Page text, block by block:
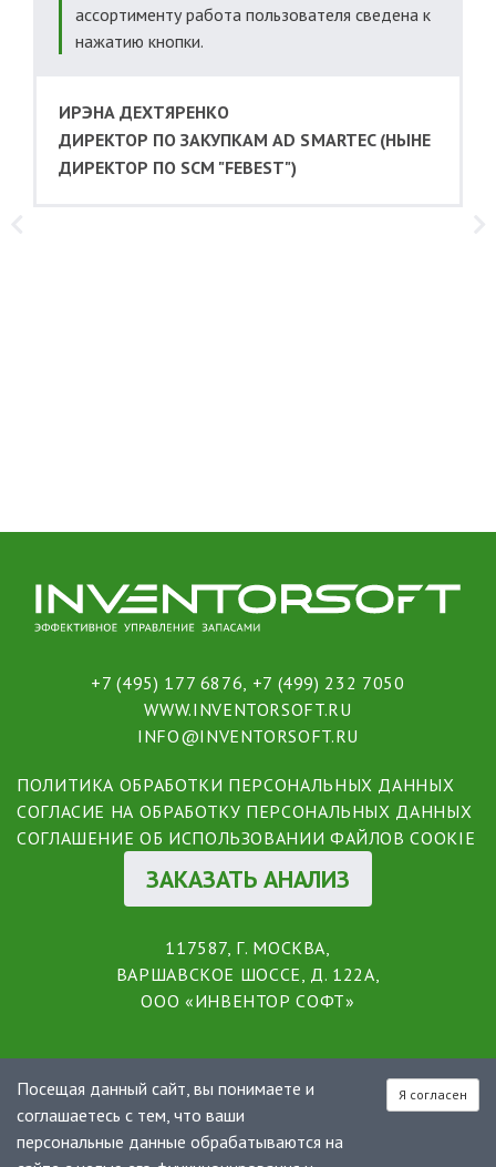
ассортименту работа пользователя сведена к
нажатию кнопки.
ИРЭНА ДЕХТЯРЕНКО
ДИРЕКТОР ПО ЗАКУПКАМ AD SMARTEC (НЫНЕ
ДИРЕКТОР ПО SCM "FEBEST")
+7 (495) 177 6876 +7 (499) 232 7050
WWW.INVENTORSOFT.RU
INFO@INVENTORSOFT.RU
ПОЛИТИКА ОБРАБОТКИ ПЕРСОНАЛЬНЫХ ДАННЫХ
СОГЛАСИЕ НА ОБРАБОТКУ ПЕРСОНАЛЬНЫХ ДАННЫХ
СОГЛАШЕНИЕ ОБ ИСПОЛЬЗОВАНИИ ФАЙЛОВ COOKIE
ЗАКАЗАТЬ АНАЛИЗ
117587, Г. МОСКВА,
ВАРШАВСКОЕ ШОССЕ, Д. 122А,
ООО «ИНВЕНТОР СОФТ»
Посещая данный сайт, вы понимаете и
соглашаетесь с тем, что ваши
персональные данные обрабатываются на
Я согласен